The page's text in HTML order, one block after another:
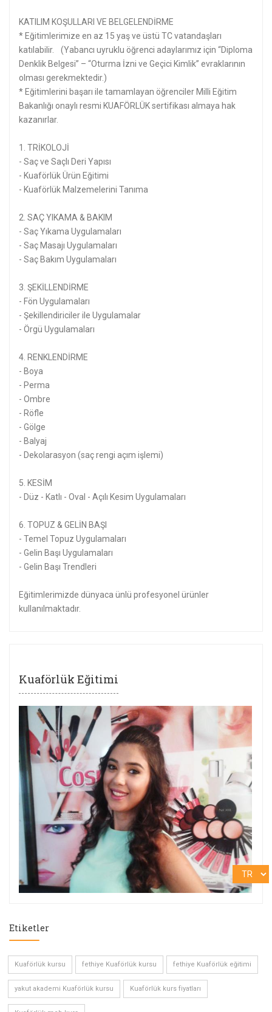
KATILIM KOŞULLARI VE BELGELENDİRME
* Eğitimlerimize en az 15 yaş ve üstü TC vatandaşları
katılabilir. (Yabancı uyruklu öğrenci adaylarımız için “Diploma
Denklik Belgesi” – “Oturma İzni ve Geçici Kimlik” evraklarının
olması gerekmektedir.)
* Eğitimlerini başarı ile tamamlayan öğrenciler Milli Eğitim
Bakanlığı onaylı resmi KUAFÖRLÜK sertifikası almaya hak
kazanırlar.
1. TRİKOLOJİ
- Saç ve Saçlı Deri Yapısı
- Kuaförlük Ürün Eğitimi
- Kuaförlük Malzemelerini Tanıma
2. SAÇ YIKAMA & BAKIM
- Saç Yıkama Uygulamaları
- Saç Masajı Uygulamaları
- Saç Bakım Uygulamaları
3. ŞEKİLLENDİRME
- Fön Uygulamaları
- Şekillendiriciler ile Uygulamalar
- Örgü Uygulamaları
4. RENKLENDİRME
- Boya
- Perma
- Ombre
- Röfle
- Gölge
- Balyaj
- Dekolarasyon (saç rengi açım işlemi)
5. KESİM
- Düz - Katlı - Oval - Açılı Kesim Uygulamaları
6. TOPUZ & GELİN BAŞI
- Temel Topuz Uygulamaları
- Gelin Başı Uygulamaları
- Gelin Başı Trendleri
Eğitimlerimizde dünyaca ünlü profesyonel ürünler
kullanılmaktadır.
Kuaförlük Eğitimi
Etiketler
Kuaförlük kursu fethiye Kuaförlük kursu fethiye Kuaförlük eğitimi
yakut akademi Kuaförlük kursu Kuaförlük kurs fiyatları